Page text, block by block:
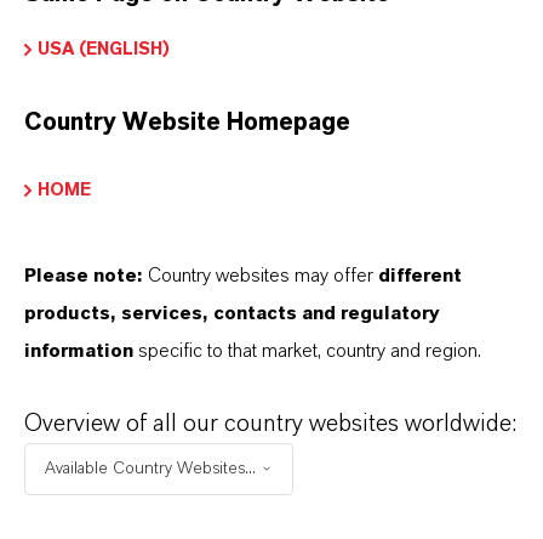
SINÔNIMOS DO PRODUTO
USA (ENGLISH)
Country Website Homepage
HOME
Please note: Country websites may offer different
products, services, contacts and regulatory
information specific to that market, country and region.
Overview of all our country websites worldwide:
Available Country Websites...